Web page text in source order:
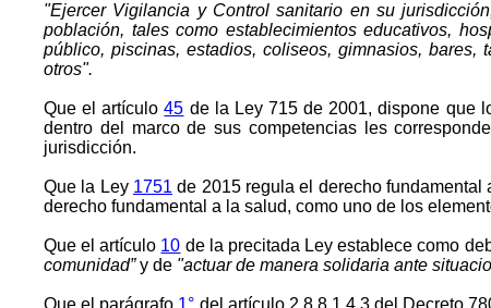
"Ejercer Vigilancia y Control sanitario en su
población, tales como establecimientos educativos,
público, piscinas, estadios, coliseos, gimnasios,
otros".
Que el artículo45 de la Ley 715 de 2001, dispone que
dentro del marco de sus competencias les
jurisdicción.
Que la Ley 1751 de 2015 regula el derecho fundamental
derecho fundamental a la salud, como uno de los
Que el artículo 10 de la precitada Ley establece como
comunidad”y de "actuar de manera solidaria ante